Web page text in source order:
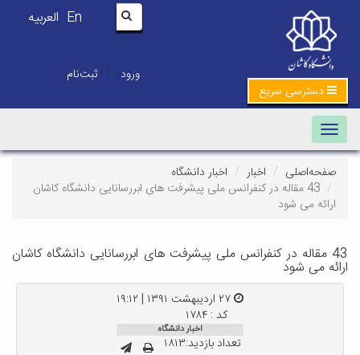
En العربیه
ورود | ثبت‌نام
دسترسی سریع
Toggle navigation
صفحه‌اصلی اخبار
اخبار دانشگاه
43 مقاله در کنفرانس ملی پیشرفت های ابررسانایی دانشگاه کاشان
ارائه می شود
43 مقاله در کنفرانس ملی پیشرفت های ابررسانایی دانشگاه کاشان
ارائه می شود
کد : ۱۷۸۴
اخبار دانشگاه
تعداد بازدید:۱۸۱۳